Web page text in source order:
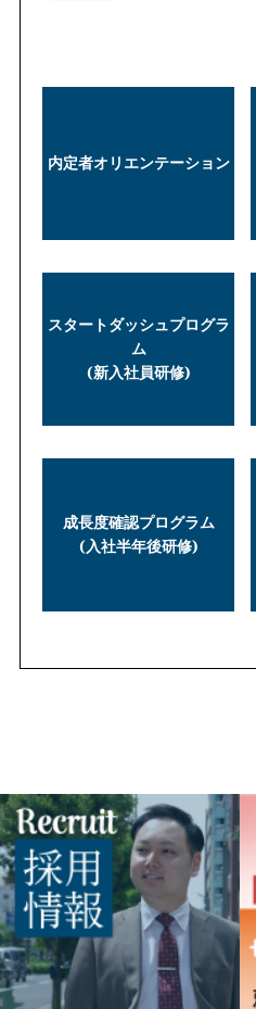
内定者オリエンテーション
スタートダッシュプログラ
ム
(新入社員研修)
成長度確認プログラム
(入社半年後研修)